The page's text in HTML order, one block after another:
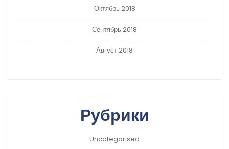
Октябрь 2018
Сентябрь 2018
Август 2018
Рубрики
Uncategorised